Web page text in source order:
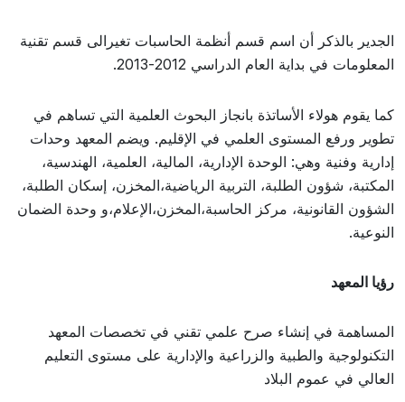
الجدير بالذكر أن اسم قسم أنظمة الحاسبات تغيرالى قسم تقنية
المعلومات في بداية العام الدراسي 2012-2013.
كما يقوم هولاء الأساتذة بانجاز البحوث العلمية التي تساهم في
تطوير ورفع المستوى العلمي في الإقليم. ويضم المعهد وحدات
إدارية وفنية وهي: الوحدة الإدارية، المالية، العلمية، الهندسية،
المكتبة، شؤون الطلبة، التربية الرياضية،المخزن، إسكان الطلبة،
الشؤون القانونية، مركز الحاسبة،المخزن،الإعلام،و وحدة الضمان
النوعية.
رؤيا المعهد
المساهمة في إنشاء صرح علمي تقني في تخصصات المعهد
التكنولوجية والطبية والزراعية والإدارية على مستوى التعليم
العالي في عموم البلاد